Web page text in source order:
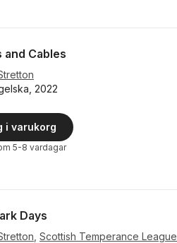
and Cables
2022
i varukorg
5-8 vardagar
Days
Scottish Temperance League